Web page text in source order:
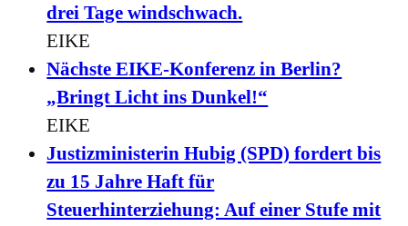
drei Tage windschwach.
EIKE
Nächste EIKE-Konferenz in Berlin?
„Bringt Licht ins Dunkel!“
EIKE
Justizministerin Hubig (SPD) fordert bis
zu 15 Jahre Haft für
Steuerhinterziehung: Auf einer Stufe mit